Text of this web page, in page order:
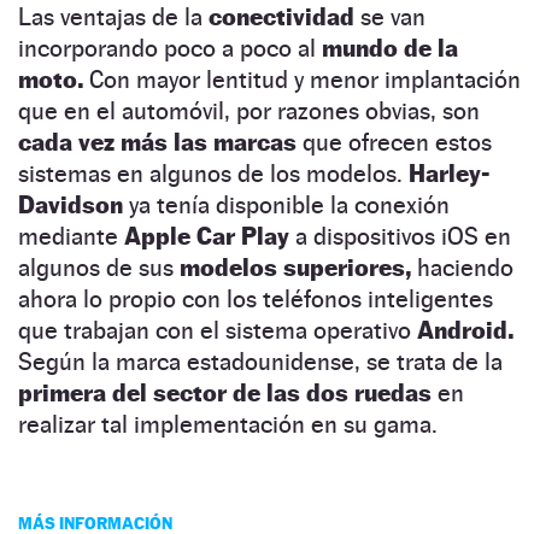
Las ventajas de la conectividad se van
incorporando poco a poco al mundo de la
moto. Con mayor lentitud y menor implantación
que en el automóvil, por razones obvias, son
cada vez más las marcas que ofrecen estos
sistemas en algunos de los modelos. Harley-
Davidson ya tenía disponible la conexión
mediante Apple Car Play a dispositivos iOS en
algunos de sus modelos superiores, haciendo
ahora lo propio con los teléfonos inteligentes
que trabajan con el sistema operativo Android.
Según la marca estadounidense, se trata de la
primera del sector de las dos ruedas en
realizar tal implementación en su gama.
MÁS INFORMACIÓN